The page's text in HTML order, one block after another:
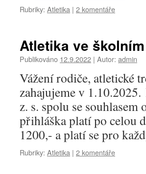
Rubriky: Atletika | 2 komentáře
Atletika ve
Publikováno 12.9.2022 | Autor: admin
Vážení rodiče, atletické
zahajujeme v
z. s. spolu se souhlasem
přihláška platí po celou
1200,- a platí se pro
Rubriky: Atletika | 2 komentáře